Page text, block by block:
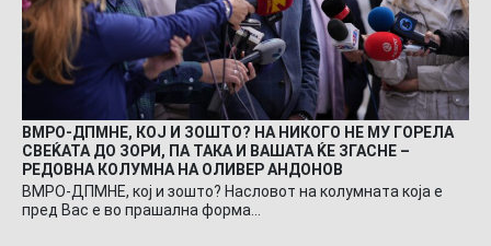
ВМРО-ДПМНЕ, КОЈ И ЗОШТО? НА НИКОГО НЕ МУ ГОРЕЛА
СВЕЌАТА ДО ЗОРИ, ПА ТАКА И ВАШАТА ЌЕ ЗГАСНЕ –
РЕДОВНА КОЛУМНА НА ОЛИВЕР АНДОНОВ
ВМРО-ДПМНЕ, кој и зошто? Насловот на колумната која е
пред Вас е во прашална форма…